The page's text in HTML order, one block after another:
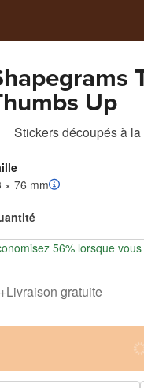
Up
Stickers découpés à la
× 76 mm
56% lorsque
+Livraison gratuite